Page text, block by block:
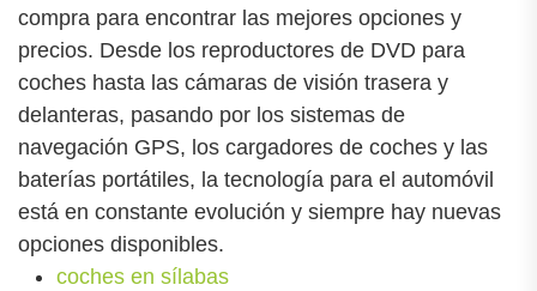
compra para encontrar las mejores opciones y
precios. Desde los reproductores de DVD para
coches hasta las cámaras de visión trasera y
delanteras, pasando por los sistemas de
navegación GPS, los cargadores de coches y las
baterías portátiles, la tecnología para el automóvil
está en constante evolución y siempre hay nuevas
opciones disponibles.
coches en sílabas